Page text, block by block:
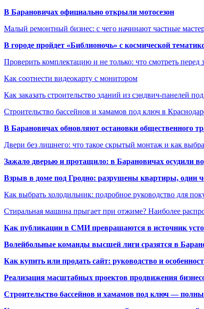
В Барановичах официально открыли мотосезон
Малый ремонтный бизнес: с чего начинают частные
В городе пройдет «Библионочь» с космической
Проверить комплектацию и не только: что смотреть перед
Как соотнести видеокарту с монитором
Как заказать строительство зданий из сэндвич-панелей
Строительство бассейнов и хамамов под ключ в
В Барановичах обновляют остановки общественного
Двери без лишнего: что такое скрытый монтаж и как
Зажало дверью и протащило: в Барановичах осудили
Взрыв в доме под Гродно: разрушены квартиры, один
Как выбрать холодильник: подробное руководство для
Стиральная машина прыгает при отжиме? Наиболее
Как публикации в СМИ превращаются в источник
Волейбольные команды высшей лиги сразятся в
Как купить или продать сайт: руководство и
Реализация масштабных проектов продвижения
Строительство бассейнов и хамамов под ключ —